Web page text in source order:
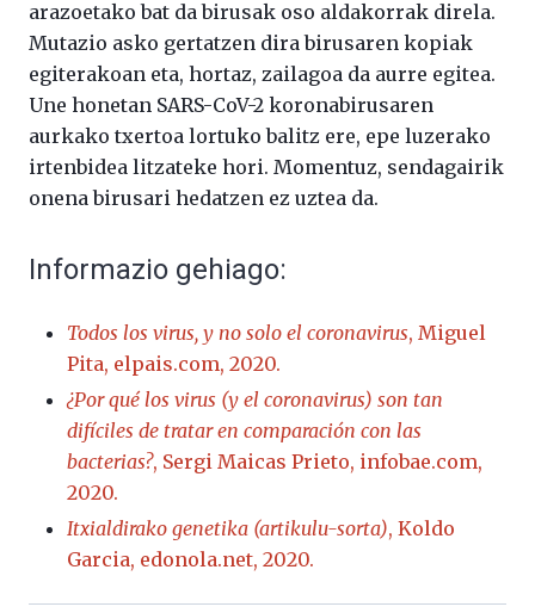
arazoetako bat da birusak oso aldakorrak direla.
Mutazio asko gertatzen dira birusaren kopiak
egiterakoan eta, hortaz, zailagoa da aurre egitea.
Une honetan SARS-CoV-2 koronabirusaren
aurkako txertoa lortuko balitz ere, epe luzerako
irtenbidea litzateke hori. Momentuz, sendagairik
onena birusari hedatzen ez uztea da.
Informazio gehiago:
Todos los virus, y no solo el coronavirus, Miguel
Pita, elpais.com, 2020.
¿Por qué los virus (y el coronavirus) son tan
difíciles de tratar en comparación con las
bacterias?, Sergi Maicas Prieto, infobae.com,
2020.
Itxialdirako genetika (artikulu-sorta), Koldo
Garcia, edonola.net, 2020.